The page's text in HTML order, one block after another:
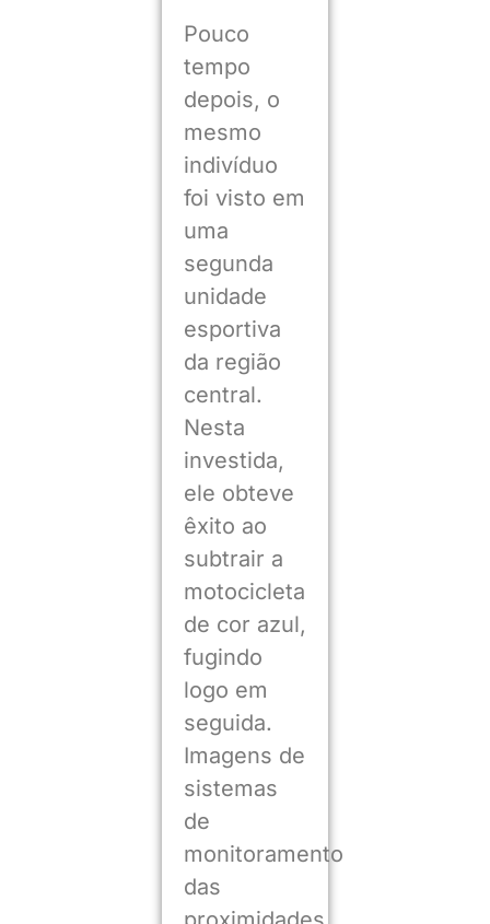
Pouco
tempo
depois, o
mesmo
indivíduo
foi visto em
uma
segunda
unidade
esportiva
da região
central.
Nesta
investida,
ele obteve
êxito ao
subtrair a
motocicleta
de cor azul,
fugindo
logo em
seguida.
Imagens de
sistemas
de
monitoramento
das